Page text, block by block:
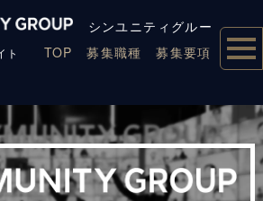
シンユニティグルー
ト TOP 募集職種
募集要項